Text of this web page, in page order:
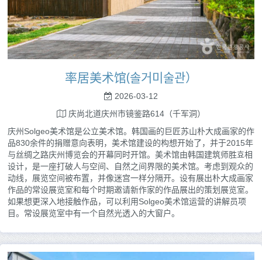
率居美术馆(솔거미술관）
2026-03-12
庆尚北道庆州市镜鉴路614（千军洞）
庆州Solgeo美术馆是公立美术馆。韩国画的巨匠苏山朴大成画家的作
品830余件的捐赠意向表明，美术馆建设的构想开始了，并于2015年
与丝绸之路庆州博览会的开幕同时开馆。美术馆由韩国建筑师胜효相
设计，是一座打破人与空间、自然之间界限的美术馆。考虑到观众的
动线，展览空间被布置，并像迷宫一样分隔开。设有展出朴大成画家
作品的常设展览室和每个时期邀请新作家的作品展出的策划展览室。
如果想更深入地接触作品，可以利用Solgeo美术馆运营的讲解员项
目。常设展览室中有一个自然光透入的大窗户。